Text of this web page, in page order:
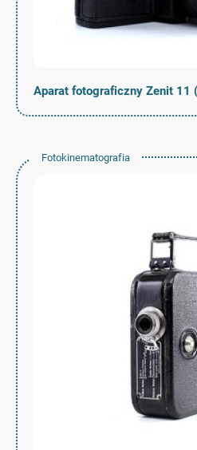
Aparat fotograficzny Zenit 11
Fotokinematografia